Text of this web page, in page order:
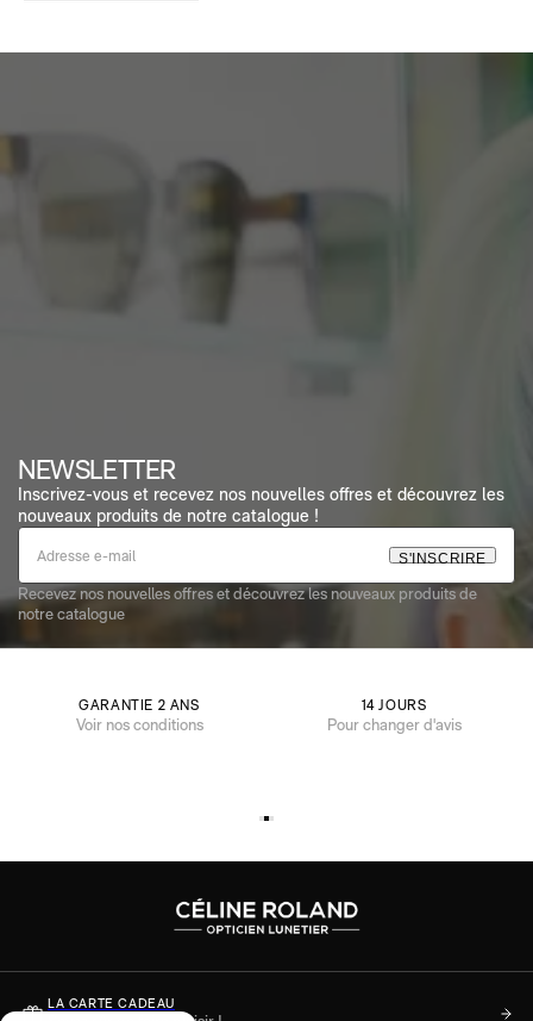
NEWSLETTER
Inscrivez-vous et recevez nos nouvelles offres et découvrez les
nouveaux produits de notre catalogue !
S'INSCRIRE
Recevez nos nouvelles offres et découvrez les nouveaux produits de
notre catalogue
GARANTIE 2 ANS
Voir nos conditions
14 JOURS
Pour changer d'avis
LA CARTE CADEAU